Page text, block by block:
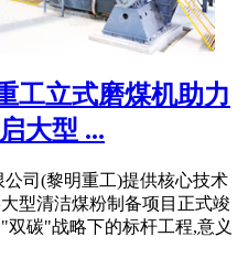
工立式磨煤机助力
大型 ...
司(黎明重工)提供核心技术
型清洁煤粉制备项目正式竣
碳"战略下的标杆工程,意义